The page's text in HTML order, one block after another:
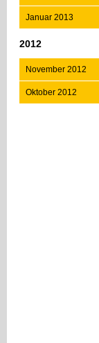
Januar 2013
2012
November 2012
Oktober 2012